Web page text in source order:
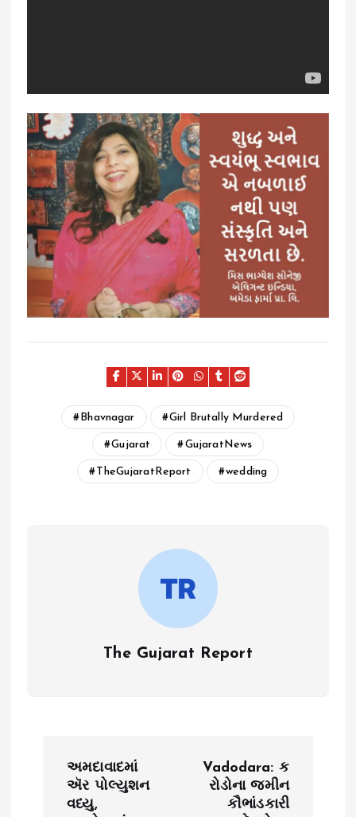
Bhavnagar Girl Brutally Murdered
Gujarat GujaratNews
TheGujaratReport wedding
The Gujarat Report
અમદાવાદમાં
ઍર પોલ્યુશન
વધ્યુ,
Vadodara: ક
રોડોના જમીન
કૌભાંડકારી